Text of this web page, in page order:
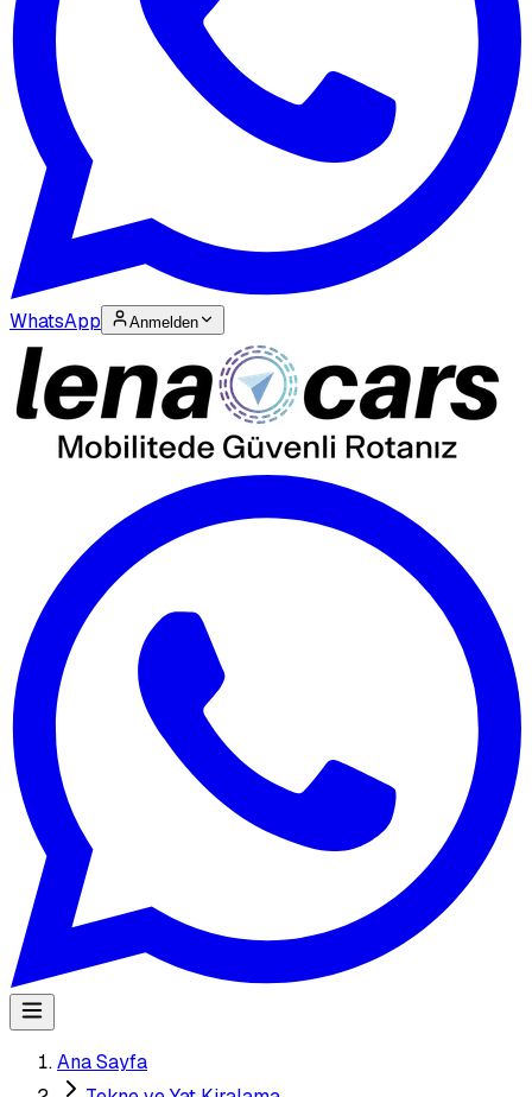
WhatsApp Anmelden
Ana Sayfa